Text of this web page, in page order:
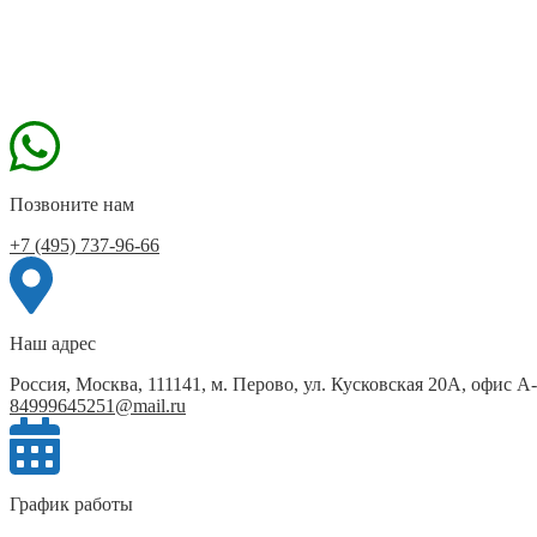
Позвоните нам
+7 (495) 737-96-66
Наш адрес
Россия, Москва, 111141, м. Перово, ул. Кусковская 20А, офис
84999645251@mail.ru
График работы